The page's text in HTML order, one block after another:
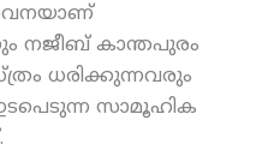
നജീബ് കാന്തപുരം
ധരിക്കുന്നവരും
സാമൂഹിക